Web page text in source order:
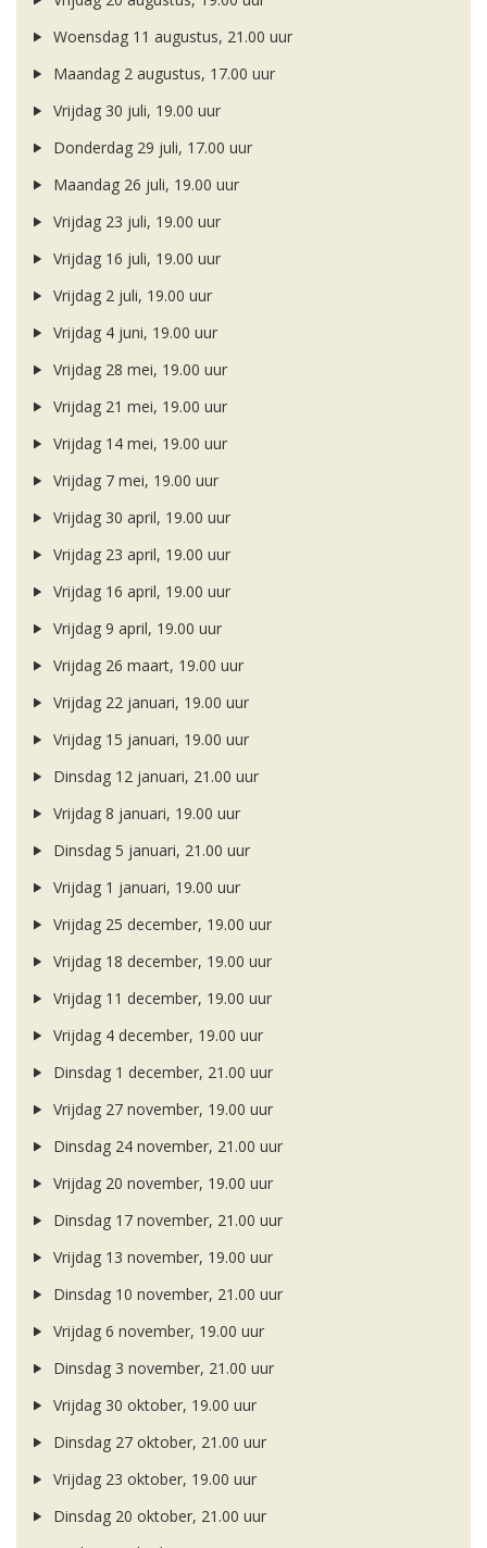
Woensdag 11 augustus, 21.00 uur
Maandag 2 augustus, 17.00 uur
Vrijdag 30 juli, 19.00 uur
Donderdag 29 juli, 17.00 uur
Maandag 26 juli, 19.00 uur
Vrijdag 23 juli, 19.00 uur
Vrijdag 16 juli, 19.00 uur
Vrijdag 2 juli, 19.00 uur
Vrijdag 4 juni, 19.00 uur
Vrijdag 28 mei, 19.00 uur
Vrijdag 21 mei, 19.00 uur
Vrijdag 14 mei, 19.00 uur
Vrijdag 7 mei, 19.00 uur
Vrijdag 30 april, 19.00 uur
Vrijdag 23 april, 19.00 uur
Vrijdag 16 april, 19.00 uur
Vrijdag 9 april, 19.00 uur
Vrijdag 26 maart, 19.00 uur
Vrijdag 22 januari, 19.00 uur
Vrijdag 15 januari, 19.00 uur
Dinsdag 12 januari, 21.00 uur
Vrijdag 8 januari, 19.00 uur
Dinsdag 5 januari, 21.00 uur
Vrijdag 1 januari, 19.00 uur
Vrijdag 25 december, 19.00 uur
Vrijdag 18 december, 19.00 uur
Vrijdag 11 december, 19.00 uur
Vrijdag 4 december, 19.00 uur
Dinsdag 1 december, 21.00 uur
Vrijdag 27 november, 19.00 uur
Dinsdag 24 november, 21.00 uur
Vrijdag 20 november, 19.00 uur
Dinsdag 17 november, 21.00 uur
Vrijdag 13 november, 19.00 uur
Dinsdag 10 november, 21.00 uur
Vrijdag 6 november, 19.00 uur
Dinsdag 3 november, 21.00 uur
Vrijdag 30 oktober, 19.00 uur
Dinsdag 27 oktober, 21.00 uur
Vrijdag 23 oktober, 19.00 uur
Dinsdag 20 oktober, 21.00 uur